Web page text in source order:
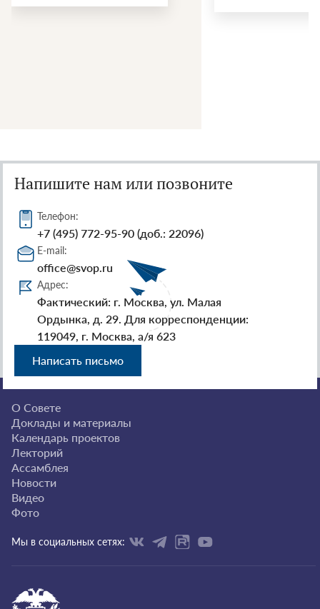
Напишите нам или позвоните
Телефон:
+7 (495) 772-95-90 (доб.: 22096)
E-mail:
office@svop.ru
Адрес:
Фактический: г. Москва, ул. Малая
Ордынка, д. 29. Для корреспонденции:
119049, г. Москва, а/я 623
Написать письмо
О Совете
Доклады и материалы
Календарь проектов
Лекторий
Ассамблея
Новости
Видео
Фото
Мы в социальных сетях: